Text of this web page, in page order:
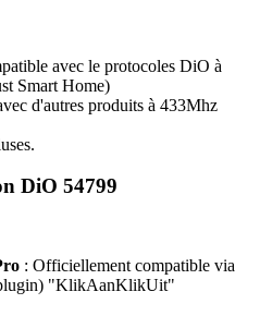
avec le protocoles DiO à
Smart Home)
d'autres produits à 433Mhz
DiO 54799
: Officiellement compatible via
"KlikAanKlikUit"